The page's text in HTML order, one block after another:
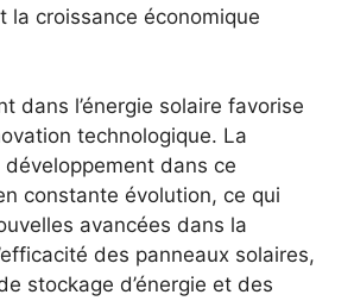
​la croissance économique
dans l’énergie solaire favorise
technologique. La
dans‍ ce
constante ⁢évolution, ce qui
avancées dans la
des panneaux‌ solaires,
stockage d’énergie et des